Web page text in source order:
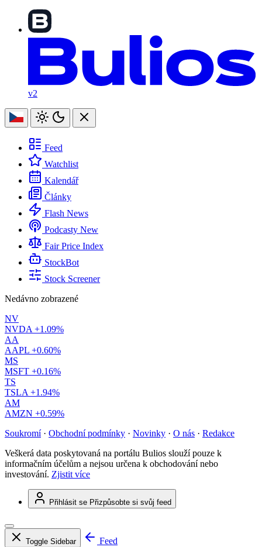
v2
Feed
Watchlist
Kalendář
Články
Flash News
Podcasty New
Fair Price Index
StockBot
Stock Screener
Nedávno zobrazené
NV
NVDA +1.09%
AA
AAPL +0.60%
MS
MSFT +0.16%
TS
TSLA +1.94%
AM
AMZN +0.59%
Soukromí · Obchodní podmínky · Novinky · O nás · Redakce
Veškerá data poskytovaná na portálu Bulios slouží pouze k
informačním účelům a nejsou určena k obchodování nebo
investování. Zjistit více
Přihlásit se Přizpůsobte si svůj feed
Toggle Sidebar
Feed